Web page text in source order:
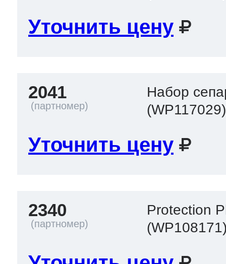
Уточнить цену
2041
Набор
(WP117029)
Уточнить цену
2340
Protection